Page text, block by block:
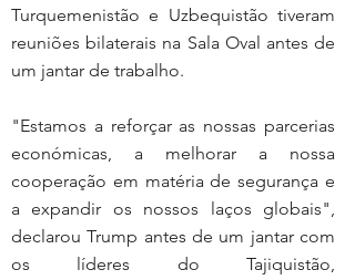
Turquemenistão e Uzbequistão tiveram
reuniões bilaterais na Sala Oval antes de
um jantar de trabalho.
"Estamos a reforçar as nossas parcerias
económicas, a melhorar a nossa
cooperação em matéria de segurança e
a expandir os nossos laços globais",
declarou Trump antes de um jantar com
os líderes do Tajiquistão,